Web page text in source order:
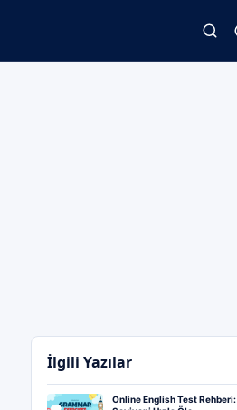
İlgili Yazılar
Online English Test Rehberi: